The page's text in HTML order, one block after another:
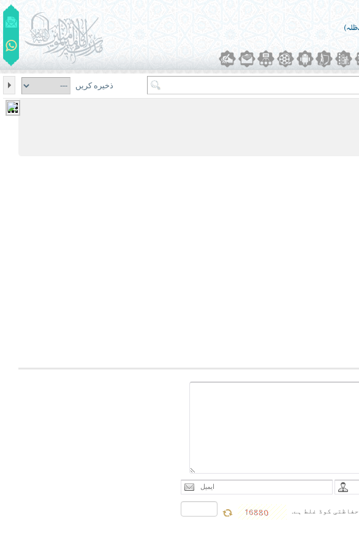
ذخیره کریں
حفاظتی کوڈ غلط ہے.